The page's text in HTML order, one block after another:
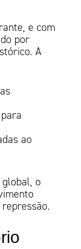
e com
por
A
ao
global, o